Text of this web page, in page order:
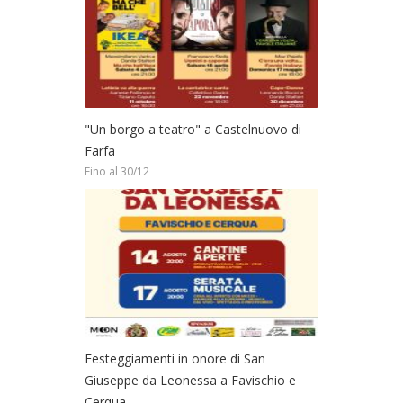
"Un borgo a teatro" a Castelnuovo di
Farfa
Fino al 30/12
Festeggiamenti in onore di San
Giuseppe da Leonessa a Favischio e